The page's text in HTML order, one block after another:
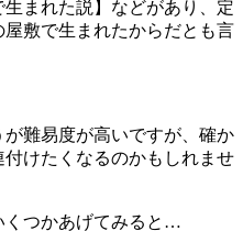
生まれた説】などがあり、定
敷で生まれたからだとも言
難易度が高いですが、確か
けたくなるのかもしれませ
くつかあげてみると…